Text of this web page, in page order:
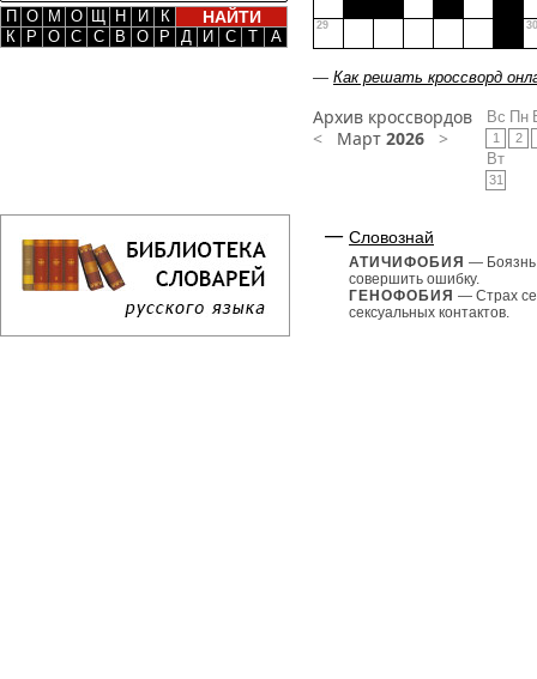
П О М О Щ Н И
К
К
Р О С С В О Р Д И С Т А
29 30
— Как решать кроссворд
Архив кроссвордов
< Март 2026 >
Вс
1
Пн
2
Вт
31
Словознай
АТИЧИФОБИЯ — Боязнь
совершить ошибку.
ГЕНОФОБИЯ — Страх
сексуальных контактов.